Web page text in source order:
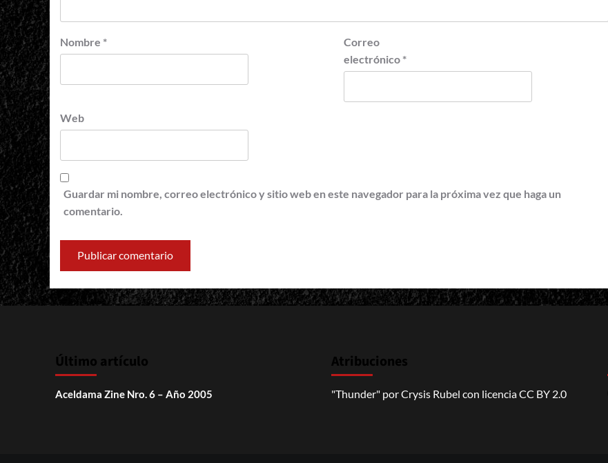
Nombre *
Correo
electrónico *
Web
Guardar mi nombre, correo electrónico y sitio web en este navegador para la próxima vez que haga un
comentario.
Último artículo
Aceldama Zine Nro. 6 – Año 2005
Atribuciones
"Thunder"porCrysis Rubel con licenciaCC BY 2.0